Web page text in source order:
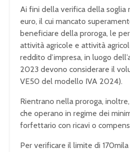
Ai fini della verifica della
euro, il cui mancato
beneficiare della proroga, le
attività agricole e attività
reddito d’impresa, in luogo
2023 devono considerare il
VE50 del modello IVA 2024).
Rientrano nella proroga,
che operano in regime dei
forfettario con ricavi o
Per verificare il limite di